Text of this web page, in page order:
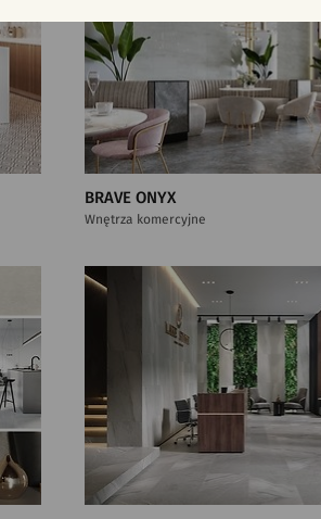
BRAVE ONYX
Wnętrza komercyjne